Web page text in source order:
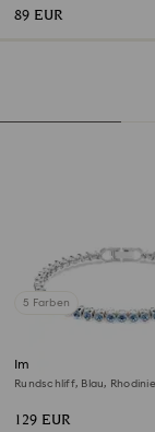
89 EUR
5 Farben
Imber Emily Tennis
Rundschliff, Blau,
129 EUR